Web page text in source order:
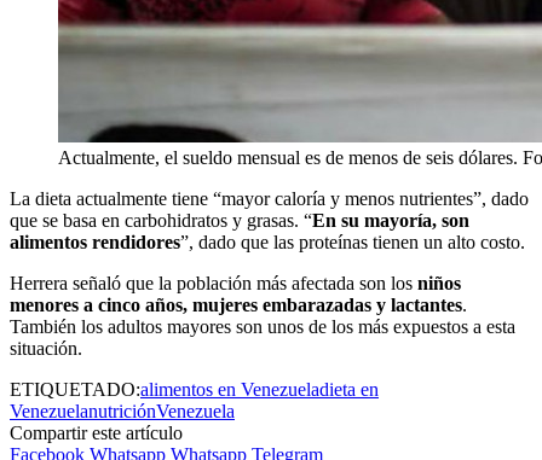
Actualmente, el sueldo mensual es de menos de seis dólares.
La dieta actualmente tiene “mayor caloría y menos nutrientes”, dado
que se basa en carbohidratos y grasas. “En su mayoría, son
alimentos rendidores”, dado que las proteínas tienen un alto costo.
Herrera señaló que la población más afectada son los niños
menores a cinco años, mujeres embarazadas y lactantes.
También los adultos mayores son unos de los más expuestos a esta
situación.
ETIQUETADO:alimentos en Venezueladieta en
VenezuelanutriciónVenezuela
Compartir este artículo
Facebook Whatsapp Whatsapp Telegram